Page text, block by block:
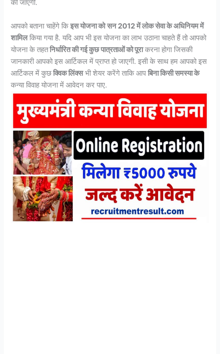
की जाएगी.
आपको बताना चाहेंगे किइस योजना को सन 2012 में लोक सेवा के अधिनियम में
शामिलकिया गया है. यदि आप भी इस योजना का लाभ उठाना चाहते हैं तो आपको
योजना के तहतनिर्धारित की गई कुछ पात्रताओं को पूराकरना होगा जिसकी
जानकारी आपको इस आर्टिकल में प्राप्त हो जाएगी. इसी के साथ हम आपको इस
आर्टिकल में कुछक्विक लिंक्सभी शेयर करेंगे ताकि आपबिना किसी समस्या के
कन्या विवाह योजना में आवेदन कर पाए.